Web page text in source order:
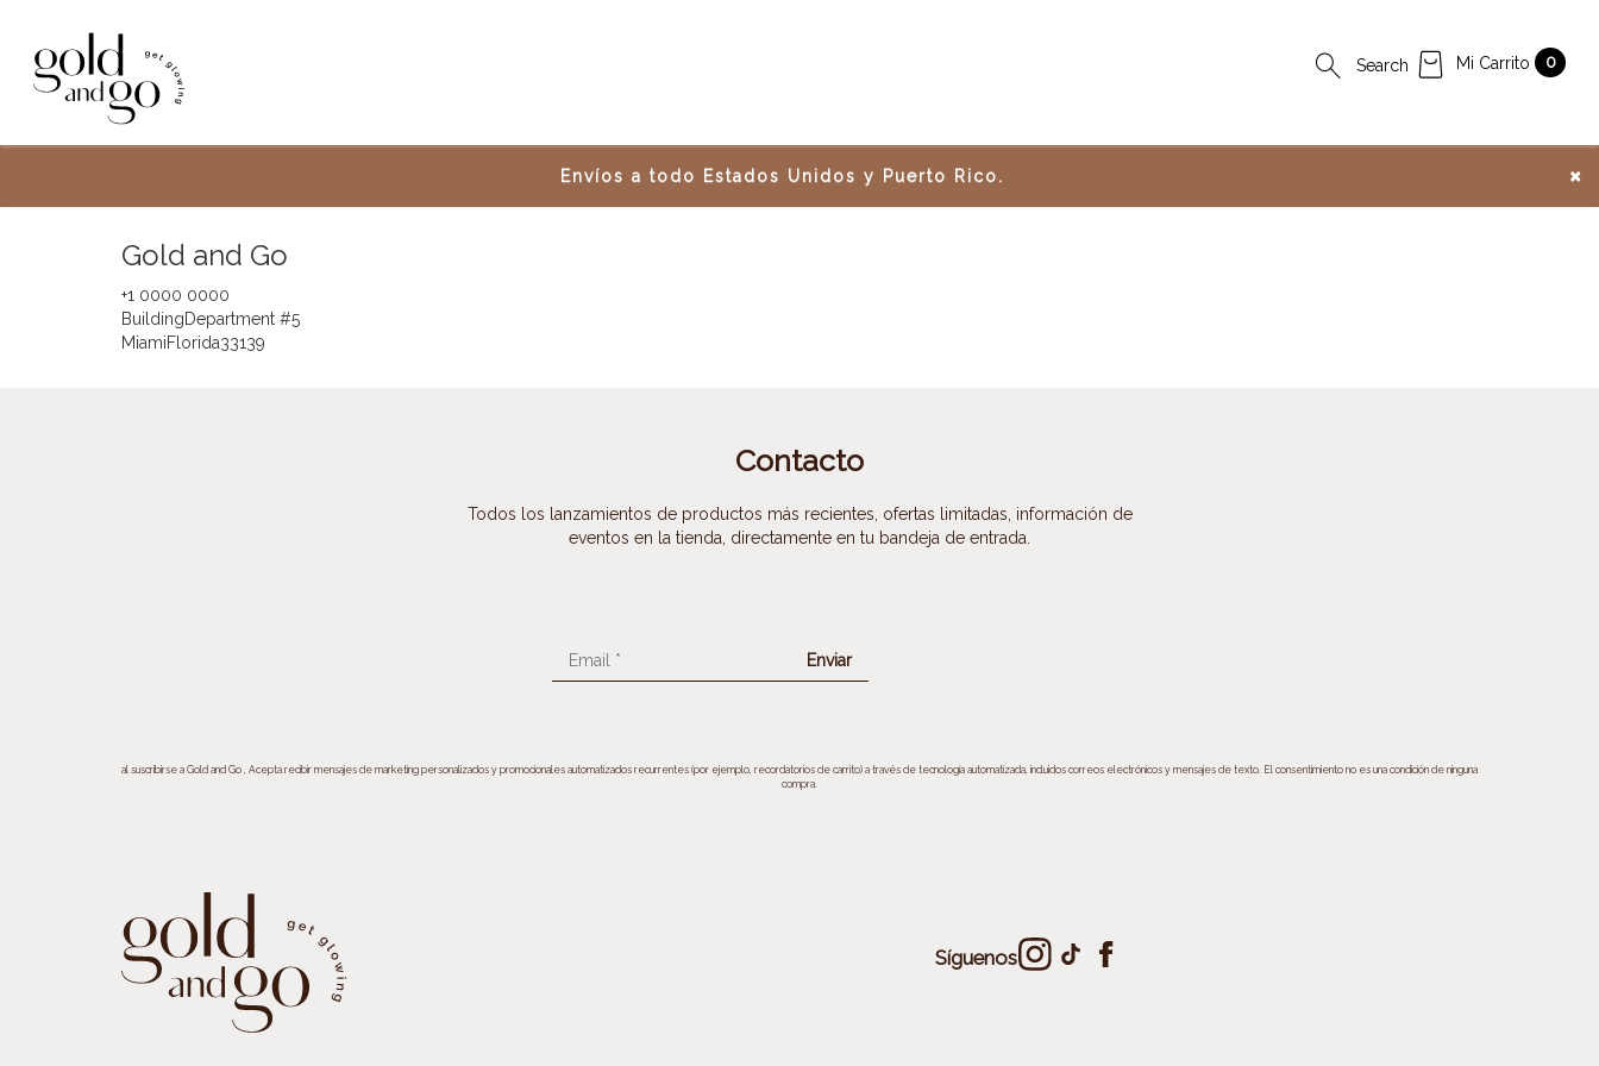
Search
Search Mi Carrito 0
×
Envíos a todo Estados Unidos y Puerto Rico.
Gold and Go
+1 0000 0000
BuildingDepartment #5
MiamiFlorida33139
Contacto
Todos los lanzamientos de productos más recientes, ofertas limitadas, información de
eventos en la tienda, directamente en tu bandeja de entrada.
Email
al suscribirse a Gold and Go , Acepta recibir mensajes de marketing personalizados y promocionales automatizados recurrentes (por ejemplo, recordatorios de carrito) a través de tecnología automatizada, incluidos correos electrónicos y mensajes de texto. El consentimiento no es una condición de ninguna
compra.
Síguenos